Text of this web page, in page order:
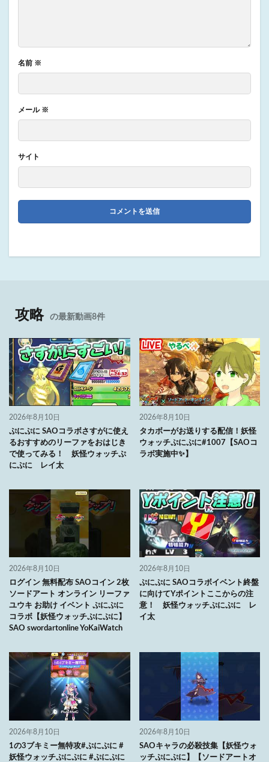
名前 ※
メール ※
サイト
攻略 の最新動画8件
2026年8月10日
ぷにぷに SAOコラボさすがに使え
るおすすめのリーファをおはじき
で使ってみる！ 妖怪ウォッチぷ
にぷに レイ太
2026年8月10日
タカボーがお送りする配信！妖怪
ウォッチぷにぷに#1007【SAOコ
ラボ実施中✨】
2026年8月10日
ログイン 無料配布 SAOコイン 2枚
ソードアート オンライン リーファ
ユウキ お助け イベント ぷにぷに
コラボ【妖怪ウォッチぷにぷに】
SAO swordartonline YoKaiWatch
2026年8月10日
ぷにぷに SAOコラボイベント終盤
に向けてYポイントここからの注
意！ 妖怪ウォッチぷにぷに レ
イ太
2026年8月10日
1の3ブキミー無特攻#ぷにぷに #
妖怪ウォッチぷにぷに #ぷにぷに
2026年8月10日
SAOキャラの必殺技集【妖怪ウォ
ッチぷにぷに】【ソードアートオ